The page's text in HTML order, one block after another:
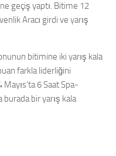
geçiş yaptı. Bitime 12
Aracı girdi ve yarış
bitimine iki yarış kala
farkla liderliğini
6 Saat Spa-
burada bir yarış kala